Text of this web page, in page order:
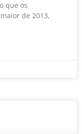
que os
de 2013,